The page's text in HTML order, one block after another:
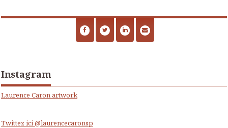
Instagram
Laurence Caron artwork
Twittez ici @laurencecaronsp